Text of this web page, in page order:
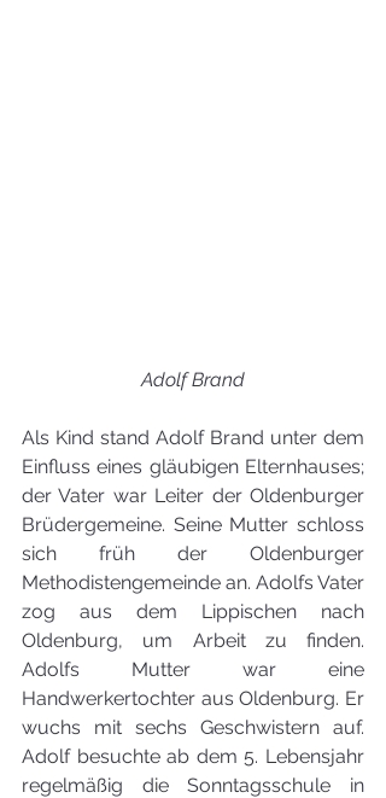
Adolf Brand
Als Kind stand Adolf Brand unter dem
Einfluss eines gläubigen Elternhauses;
der Vater war Leiter der Oldenburger
Brüdergemeine. Seine Mutter schloss
sich früh der Oldenburger
Methodistengemeinde an. Adolfs Vater
zog aus dem Lippischen nach
Oldenburg, um Arbeit zu finden.
Adolfs Mutter war eine
Handwerkertochter aus Oldenburg. Er
wuchs mit sechs Geschwistern auf.
Adolf besuchte ab dem 5. Lebensjahr
regelmäßig die Sonntagsschule in